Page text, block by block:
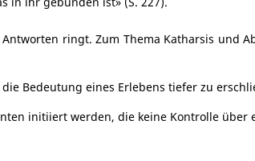
ringt. Zum Thema Katharsis und
Bedeutung eines Erlebens tiefer zu
ini­tiiert werden, die keine Kontrolle über